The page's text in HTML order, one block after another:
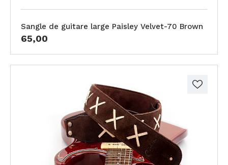
Sangle de guitare large Paisley Velvet-70 Brown
65,00